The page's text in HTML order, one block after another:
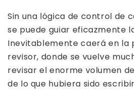
Sin una lógica de control de
se puede guiar eficazmente
Inevitablemente caerá en la
revisor, donde se vuelve
revisar el enorme volumen
de lo que hubiera sido